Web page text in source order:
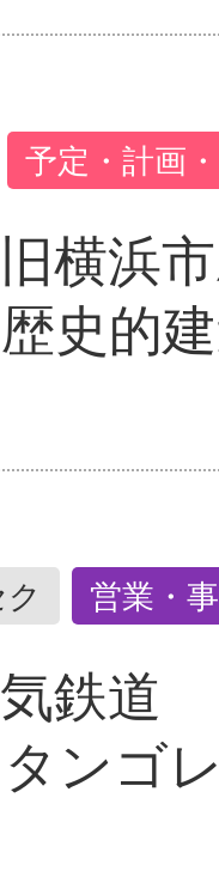
予定・計画
横浜
史的
営業・
鉄道
ンゴ